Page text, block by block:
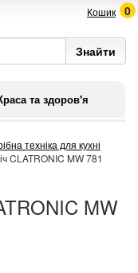
Кошик 0
та здоров'я
техніка для кухні
CLATRONIC MW 781
MW